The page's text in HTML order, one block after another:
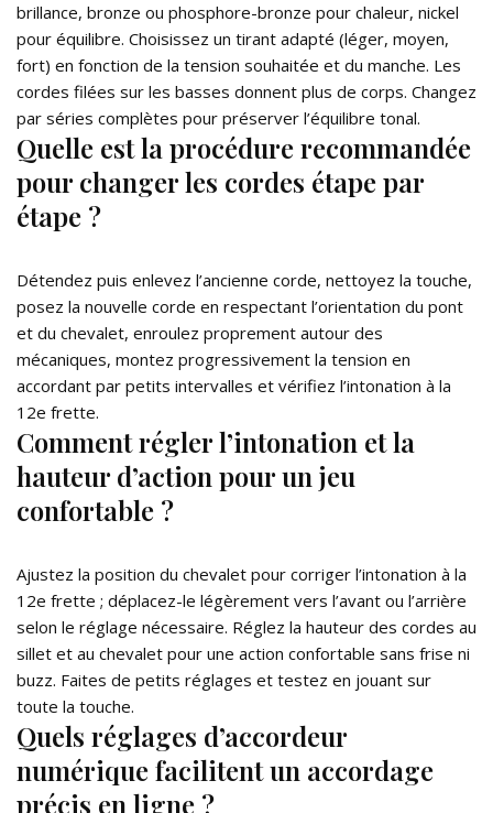
brillance, bronze ou phosphore-bronze pour chaleur, nickel
pour équilibre. Choisissez un tirant adapté (léger, moyen,
fort) en fonction de la tension souhaitée et du manche. Les
cordes filées sur les basses donnent plus de corps. Changez
par séries complètes pour préserver l’équilibre tonal.
Quelle est la procédure recommandée
pour changer les cordes étape par
étape ?
Détendez puis enlevez l’ancienne corde, nettoyez la touche,
posez la nouvelle corde en respectant l’orientation du pont
et du chevalet, enroulez proprement autour des
mécaniques, montez progressivement la tension en
accordant par petits intervalles et vérifiez l’intonation à la
12e frette.
Comment régler l’intonation et la
hauteur d’action pour un jeu
confortable ?
Ajustez la position du chevalet pour corriger l’intonation à la
12e frette ; déplacez-le légèrement vers l’avant ou l’arrière
selon le réglage nécessaire. Réglez la hauteur des cordes au
sillet et au chevalet pour une action confortable sans frise ni
buzz. Faites de petits réglages et testez en jouant sur
toute la touche.
Quels réglages d’accordeur
numérique facilitent un accordage
précis en ligne ?